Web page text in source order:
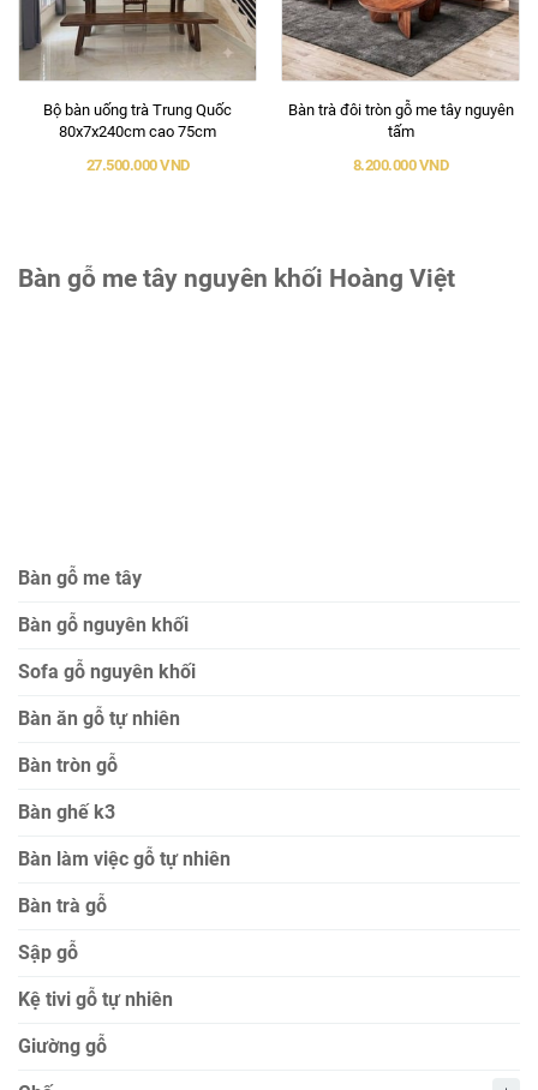
Bộ bàn uống trà Trung Quốc
80x7x240cm cao 75cm
27.500.000 VND
Bàn trà đôi tròn gỗ me tây nguyên
tấm
8.200.000 VND
Bàn gỗ me tây nguyên khối Hoàng Việt
Bàn gỗ me tây
Bàn gỗ nguyên khối
Sofa gỗ nguyên khối
Bàn ăn gỗ tự nhiên
Bàn tròn gỗ
Bàn ghế k3
Bàn làm việc gỗ tự nhiên
Bàn trà gỗ
Sập gỗ
Kệ tivi gỗ tự nhiên
Giường gỗ